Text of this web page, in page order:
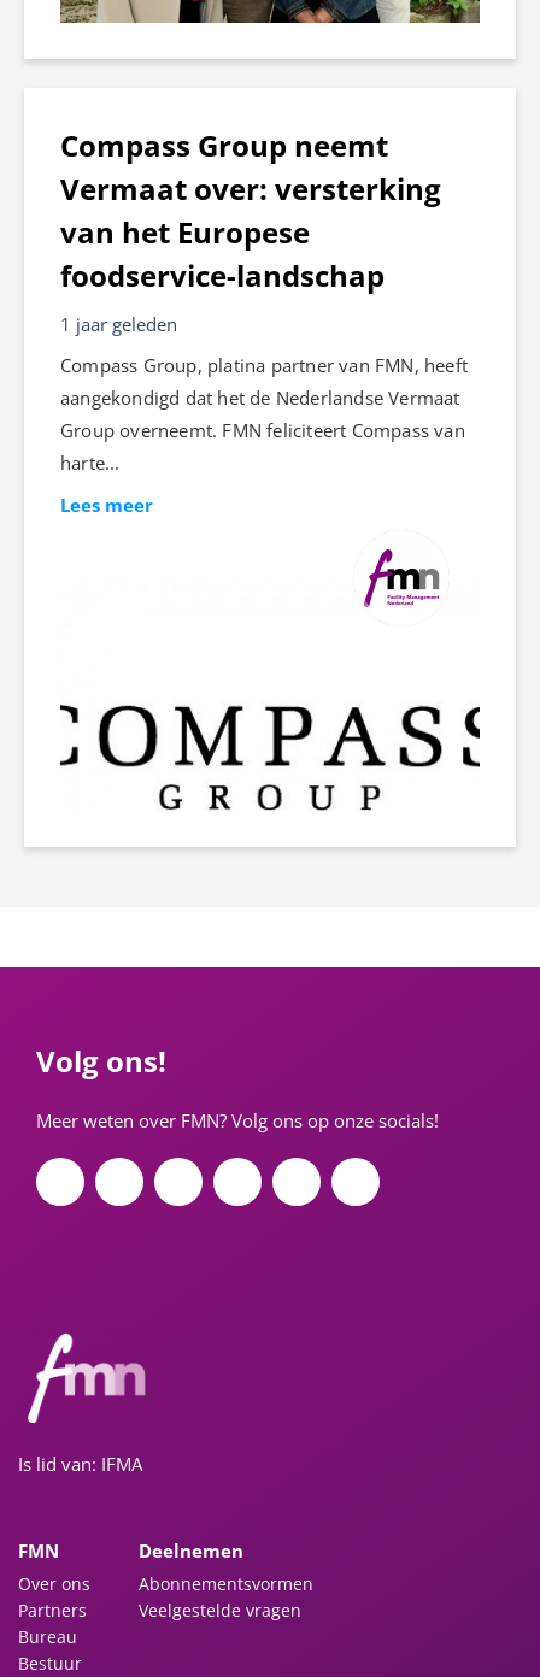
Compass Group neemt
Vermaat over: versterking
van het Europese
foodservice-landschap
1 jaar geleden
Compass Group, platina partner van FMN, heeft
aangekondigd dat het de Nederlandse Vermaat
Group overneemt. FMN feliciteert Compass van
harte...
Lees meer
Is lid van: IFMA
FMN
Over ons
Partners
Bureau
Bestuur
Deelnemen
Abonnementsvormen
Veelgestelde vragen
Volg ons!
Meer weten over FMN? Volg ons op onze socials!